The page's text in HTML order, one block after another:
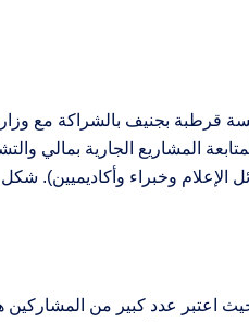
جرت فعالياته بمالي في 27 و28 فيفري والذي نظمته
المشاريع الجارية بمالي
وخبراء وأكاديميين). شكل
عدد كبير من المشاركين هذا